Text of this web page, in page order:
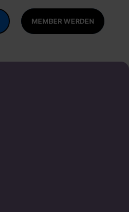
MEMBER WERDEN